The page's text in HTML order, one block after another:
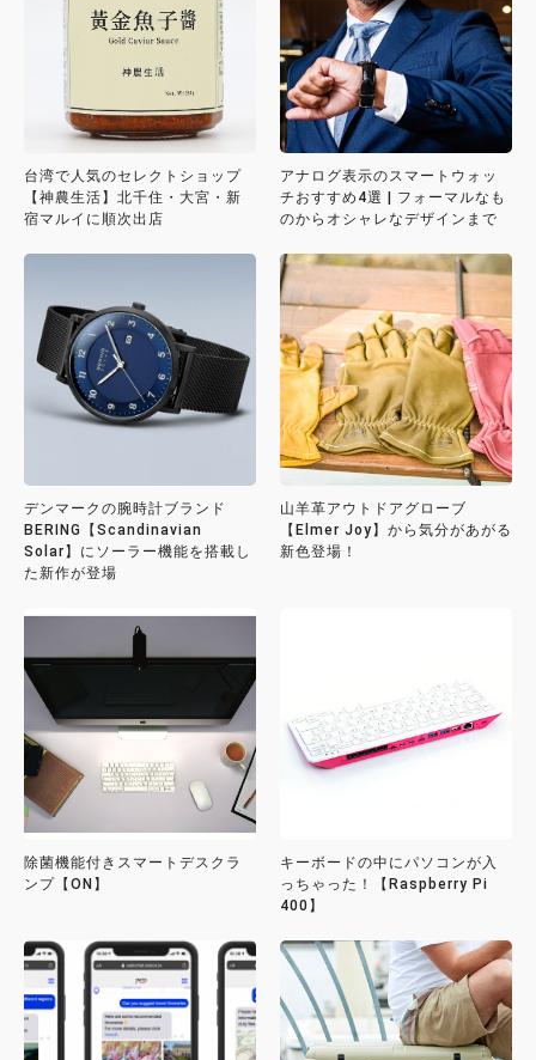
台湾で人気のセレクトショップ
【神農生活】北千住・大宮・新
宿マルイに順次出店
アナログ表示のスマートウォッ
チおすすめ4選 | フォーマルなも
のからオシャレなデザインまで
デンマークの腕時計ブランド
BERING【Scandinavian
Solar】にソーラー機能を搭載し
た新作が登場
山羊革アウトドアグローブ
【Elmer Joy】から気分があがる
新色登場！
除菌機能付きスマートデスクラ
ンプ【ON】
キーボードの中にパソコンが入
っちゃった！【Raspberry Pi
400】